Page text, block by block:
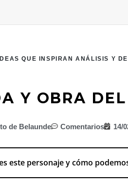
QUE INSPIRAN ANÁLISIS Y
Y OBRA
de Belaunde Comentarios 14/
este personaje y cómo